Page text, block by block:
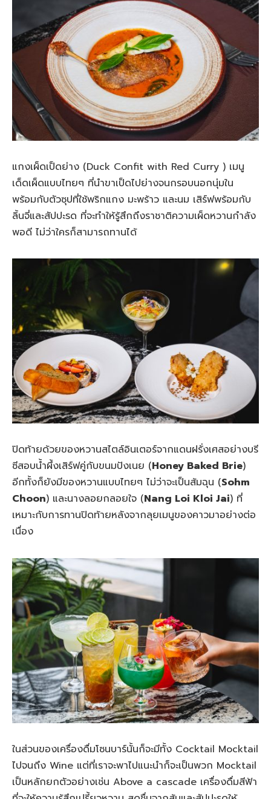
แกงเผ็ดเป็ดย่าง (Duck Confit with Red Curry ) เมนู
เด็ดเผ็ดแบบไทยๆ ที่นำขาเป็ดไปย่างจนกรอบนอกนุ่มใน
พร้อมกับตัวซุปที่ใช้พริกแกง มะพร้าว และนม เสิร์ฟพร้อมกับ
ลิ้นจี่และสัปปะรด ที่จะทำให้รู้สึกถึงราชาติความเผ็ดหวานกำลัง
พอดี ไม่ว่าใครก็สามารถทานได้
ปิดท้ายด้วยของหวานสไตล์อินเตอร์จากแดนฝรั่งเศสอย่างบรี
ซีสอบน้ำผึ้งเสิร์ฟคู่กับขนมปังเนย (Honey Baked Brie)
อีกทั้งก็ยังมีของหวานแบบไทยๆ ไม่ว่าจะเป็นส้มฉุน (Sohm
Choon) และนางลอยกลอยใจ (Nang Loi Kloi Jai) ที่
เหมาะกับการทานปิดท้ายหลังจากลุยเมนูของคาวมาอย่างต่อ
เนื่อง
ในส่วนของเครื่องดื่มโซนบาร์นั้นก็จะมีทั้ง Cocktail Mocktail
ไปจนถึง Wine แต่ที่เราจะพาไปแนะนำก็จะเป็นพวก Mocktail
เป็นหลักยกตัวอย่างเช่น Above a cascade เครื่องดื่มสีฟ้า